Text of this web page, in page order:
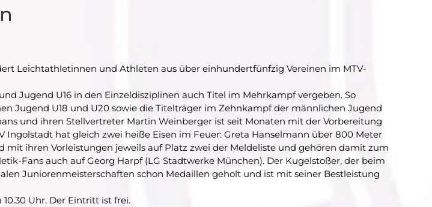
Leichtathletinnen und Athleten aus über einhundertfünfzig Vereinen im MTV-
Jugend U16 in den Einzeldisziplinen auch Titel im Mehrkampf vergeben. So
Jugend U18 und U20 sowie die Titelträger im Zehnkampf der männlichen Jugend
und ihren Stellvertreter Martin Weinberger ist seit Monaten mit der Vorbereitung
hat gleich zwei heiße Eisen im Feuer: Greta Hanselmann über 800 Meter
ihren Vorleistungen jeweils auf Platz zwei der Meldeliste und gehören damit zum
Fans auch auf Georg Harpf (LG Stadtwerke München). Der Kugelstoßer, der beim
Juniorenmeisterschaften schon Medaillen geholt und ist mit seiner Bestleistung
Uhr. Der Eintritt ist frei.